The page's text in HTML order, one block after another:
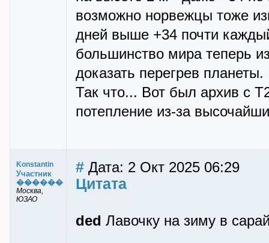
возможно норвежцы тоже
дней выше +34 почти
большинство мира теперь
доказать перегрев
Так что... Вот был архив с
потепление из-за
Konstantin
Участник
������
Москва,
ЮЗАО
# Дата: 2 Окт 2025 06:29
Цитата
ded Лавочку на зиму в